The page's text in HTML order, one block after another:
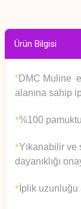
Ürün Bilgisi
*DMC Muline
alanına sahip
*%100
*Yıkanabilir ve
dayanıklığı
* İplik uzunluğu